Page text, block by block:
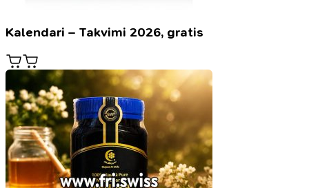
Kalendari – Takvimi 2026, gratis